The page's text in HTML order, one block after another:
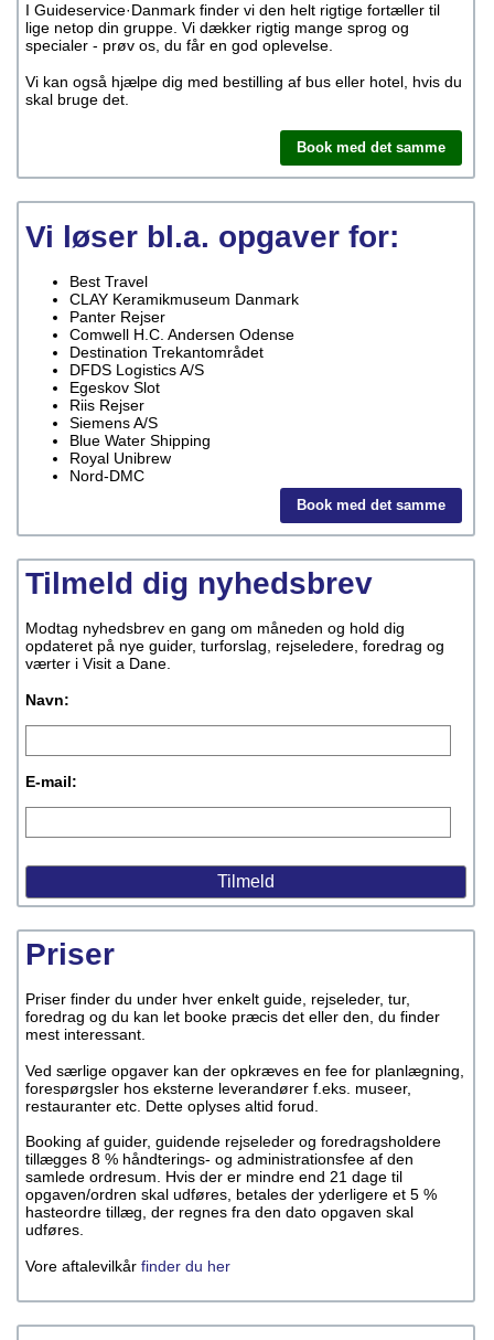
I Guideservice·Danmark finder vi den helt rigtige fortæller til
lige netop din gruppe. Vi dækker rigtig mange sprog og
specialer - prøv os, du får en god oplevelse.
Vi kan også hjælpe dig med bestilling af bus eller hotel, hvis du
skal bruge det.
Book med det samme
Vi løser bl.a. opgaver for:
Best Travel
CLAY Keramikmuseum Danmark
Panter Rejser
Comwell H.C. Andersen Odense
Destination Trekantområdet
DFDS Logistics A/S
Egeskov Slot
Riis Rejser
Siemens A/S
Blue Water Shipping
Royal Unibrew
Nord-DMC
Book med det samme
Tilmeld dig nyhedsbrev
Modtag nyhedsbrev en gang om måneden og hold dig
opdateret på nye guider, turforslag, rejseledere, foredrag og
værter i Visit a Dane.
Navn:
E-mail:
Priser
Priser finder du under hver enkelt guide, rejseleder, tur,
foredrag og du kan let booke præcis det eller den, du finder
mest interessant.
Ved særlige opgaver kan der opkræves en fee for planlægning,
forespørgsler hos eksterne leverandører f.eks. museer,
restauranter etc. Dette oplyses altid forud.
Booking af guider, guidende rejseleder og foredragsholdere
tillægges 8 % håndterings- og administrationsfee af den
samlede ordresum. Hvis der er mindre end 21 dage til
opgaven/ordren skal udføres, betales der yderligere et 5 %
hasteordre tillæg, der regnes fra den dato opgaven skal
udføres.
Vore aftalevilkår finder du her